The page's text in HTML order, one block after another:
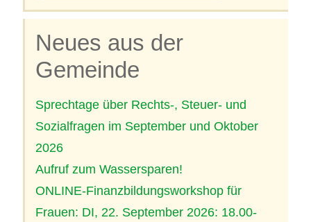
Neues aus der
Gemeinde
Sprechtage über Rechts-, Steuer- und
Sozialfragen im September und Oktober
2026
Aufruf zum Wassersparen!
ONLINE-Finanzbildungsworkshop für
Frauen: DI, 22. September 2026: 18.00-